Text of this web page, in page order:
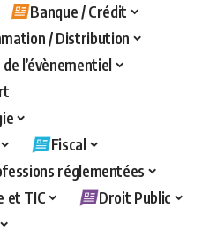
Banque / Crédit
/ Distribution
l’évènementiel
Fiscal
réglementées
et TIC
Droit Public